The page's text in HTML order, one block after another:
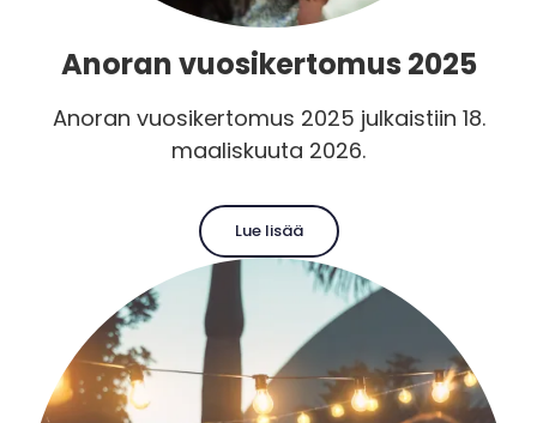
Anoran vuosikertomus 2025
Anoran vuosikertomus 2025 julkaistiin 18.
maaliskuuta 2026.
Lue lisää